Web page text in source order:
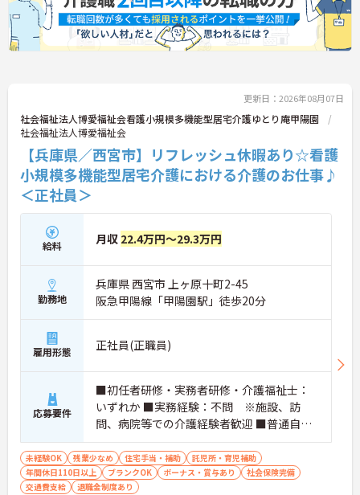
る安心の職場環境です。
★おすすめPOINT★
もらえるため、家庭の予定を大切にしながら働けま
す。
・産休育休の取得実績が多数あり、子の看護休暇や
が充実しています。
【リロクラブ加入など、独自の福利厚生で日々の生
活が潤います】
・お誕生日には法人設立の母体であるキング醸造の
「日の出みりん等詰め合わせ」がもらえるユニーク
な制度があります。
してリフレッシュできます。
【充実の研修制度と資格取得支援で、働きながら着
実にキャリアアップを目指せる環境です】
・丁寧な研修制度が整っているため、小規模多機能
での勤務が初めての方でも安心して業務をスタート
できます。
・資格取得支援制度を活用して介護福祉士などの上
位資格に挑戦でき、モチベーションを高く保ちなが
ら成長できます。
【定年以降も働き方を変えて長く活躍している職員
が多数在籍する、長期就業に最適な職場です】
・定年後も再雇用で65歳を超えて活躍している方が
多く、ライフスタイルに合わせて働き方を変えなが
更新日：2026年08月07日
社会福祉法人博愛福祉会看護小規模多機能型居宅介護ゆとり庵甲陽園
社会福祉法人博愛福祉会
【兵庫県／西宮市】リフレッシュ休暇あり☆看護
小規模多機能型居宅介護における介護のお仕事♪
＜正社員＞
給料 月収 22.4万円～29.3万円
勤務地
兵庫県 西宮市 上ヶ原十町2-45
阪急甲陽線「甲陽園駅」徒歩20分
雇用形態 正社員(正職員)
応募要件
■初任者研修・実務者研修・介護福祉士：
いずれか ■実務経験：不問 ※施設、訪
問、病院等での介護経験者歓迎 ■普通自動
車運転免許：必須（送迎あり）
未経験OK 残業少なめ 住宅手当・補助
託児所・育児補助
年間休日110日以上
ブランクOK ボーナス・賞与あり
社会保険完備
交通費支給
退職金制度あり